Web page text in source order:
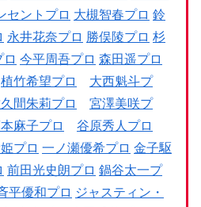
セントプロ 大槻智春プロ 鈴
永井花奈プロ 勝俣陵プロ 杉
今平周吾プロ 森田遥プロ
植竹希望プロ
大西魁斗プ
間朱莉プロ
宮澤美咲プ
麻子プロ
谷原秀人プロ
プロ 一ノ瀬優希プロ 金子駆
前田光史朗プロ 鍋谷太一プ
平優和プロ ジャスティン・